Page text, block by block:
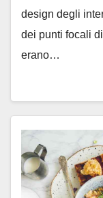
design degli
dei punti focali
erano…